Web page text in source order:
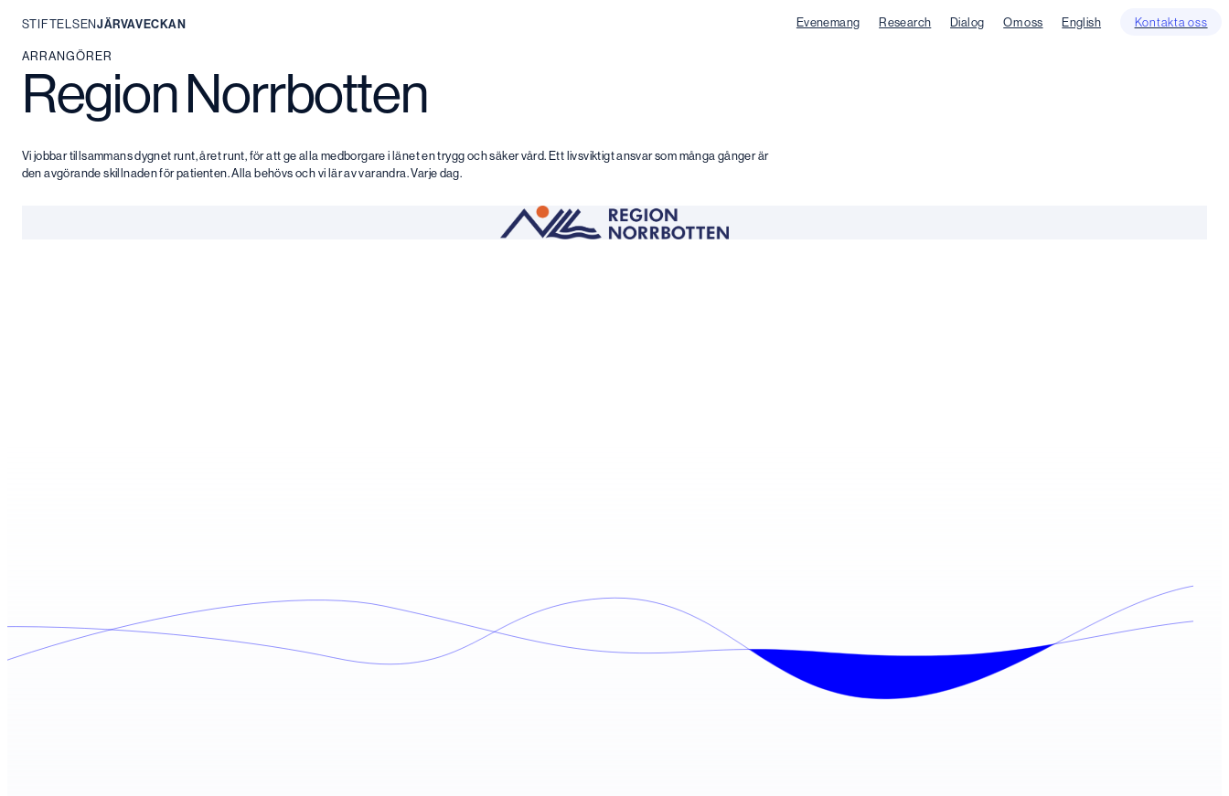
Hoppa
innehåll
STIFTELSENJÄRVAVECKAN Evenemang Research Dialog Om oss English Kontakta oss
ARRANGÖRER
Region Norrbotten
Vi jobbar tillsammans dygnet runt, året runt, för att ge alla medborgare i länet en trygg och säker vård. Ett livsviktigt ansvar som många gånger är
den avgörande skillnaden för patienten. Alla behövs och vi lär av varandra. Varje dag.